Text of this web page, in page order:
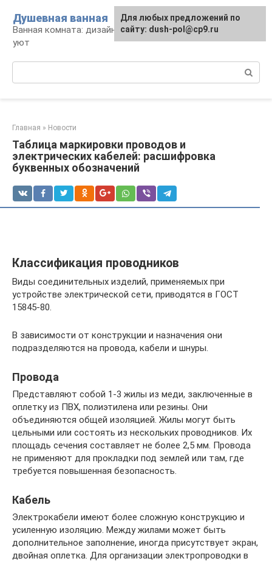
контенту
Душевная ванная
Ванная комната: дизайн, саноборудование,
уют
Главная » Новости
Таблица маркировки проводов и
электрических кабелей: расшифровка
буквенных обозначений
Классификация проводников
Виды соединительных изделий, применяемых при
устройстве электрической сети, приводятся в ГОСТ
15845-80.
В зависимости от конструкции и назначения они
подразделяются на провода, кабели и шнуры.
Провода
Представляют собой 1-3 жилы из меди, заключенные в
оплетку из ПВХ, полиэтилена или резины. Они
объединяются общей изоляцией. Жилы могут быть
цельными или состоять из нескольких проводников. Их
площадь сечения составляет не более 2,5 мм. Провода
не применяют для прокладки под землей или там, где
требуется повышенная безопасность.
Кабель
Электрокабели имеют более сложную конструкцию и
усиленную изоляцию. Между жилами может быть
дополнительное заполнение, иногда присутствует экран,
двойная оплетка. Для организации электропроводки в
Для любых предложений по
сайту: dush-pol@cp9.ru